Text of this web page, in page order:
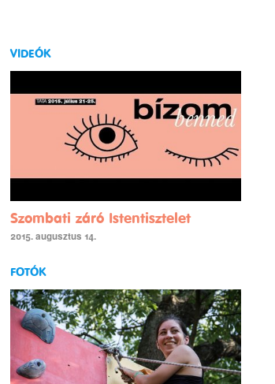
VIDEÓK
Szombati záró Istentisztelet
2015. augusztus 14.
FOTÓK